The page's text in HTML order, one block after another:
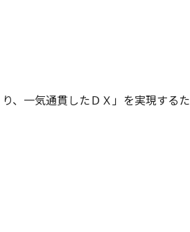
、一気通貫したＤＸ」を実現する